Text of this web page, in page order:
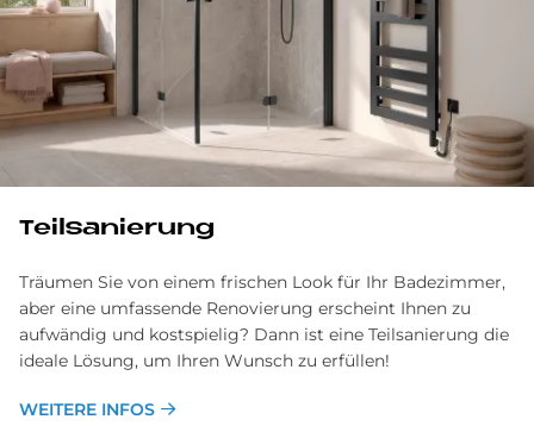
Teilsanierung
Träumen Sie von einem frischen Look für Ihr Badezimmer,
aber eine umfassende Renovierung erscheint Ihnen zu
aufwändig und kostspielig? Dann ist eine Teilsanierung die
ideale Lösung, um Ihren Wunsch zu erfüllen!
WEITERE INFOS